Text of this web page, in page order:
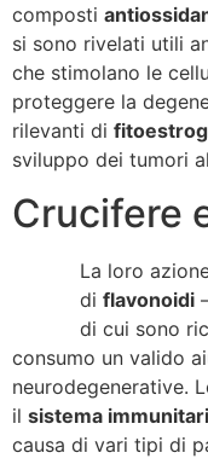
composti
si sono rivelati utili
che stimolano le
proteggere la
rilevanti di
sviluppo dei tumori
Crucifere
La loro
di flavonoidi
di cui sono
consumo un valido
neurodegenerative.
il sistema
causa di vari tipi di